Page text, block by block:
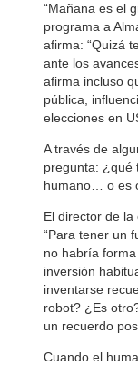
“Mañana es el
programa a
afirma: “Quizá
ante los
afirma incluso
pública,
elecciones en
A través de
pregunta: ¿qué
humano… o es
El director de la
“Para tener un
no habría
inversión
inventarse
robot? ¿Es
un recuerdo
Cuando el